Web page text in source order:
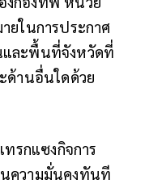
ยในการประกาศ
และพื้นที่จังหวัดที่
ด้านอื่นใดด้วย
ทรกแซงกิจการ
ความมั่นคงทันที